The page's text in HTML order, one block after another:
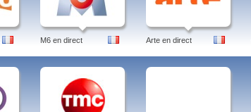
M6 en direct Arte en direct